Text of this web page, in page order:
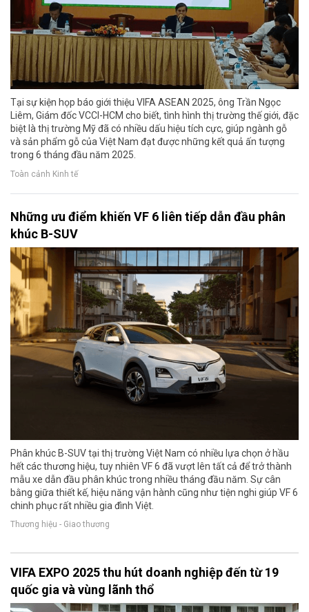
Tại sự kiện họp báo giới thiệu VIFA ASEAN 2025, ông Trần Ngọc
Liêm, Giám đốc VCCI-HCM cho biết, tình hình thị trường thế giới, đặc
biệt là thị trường Mỹ đã có nhiều dấu hiệu tích cực, giúp ngành gỗ
và sản phẩm gỗ của Việt Nam đạt được những kết quả ấn tượng
trong 6 tháng đầu năm 2025.
Toàn cảnh Kinh tế
Những ưu điểm khiến VF 6 liên tiếp dẫn đầu phân
khúc B-SUV
Phân khúc B-SUV tại thị trường Việt Nam có nhiều lựa chọn ở hầu
hết các thương hiệu, tuy nhiên VF 6 đã vượt lên tất cả để trở thành
mẫu xe dẫn đầu phân khúc trong nhiều tháng đầu năm. Sự cân
bằng giữa thiết kế, hiệu năng vận hành cũng như tiện nghi giúp VF 6
chinh phục rất nhiều gia đình Việt.
Thương hiệu - Giao thương
VIFA EXPO 2025 thu hút doanh nghiệp đến từ 19
quốc gia và vùng lãnh thổ